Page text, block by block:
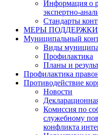
Информация о
экспертно-
Стандарты
МЕРЫ
Муниципальный
Виды
Профилактика
Планы и
Профилактика
Противодействие
Новости
Комиссия по
служебному
конфликта